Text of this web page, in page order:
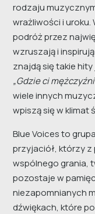
rodzaju
wrażliwości i uroku.
podróż przez
wzruszają i
znajdą się takie hity
„Gdzie ci
wiele innych
wpiszą się w klimat
Blue Voices to
przyjaciół, którzy z
wspólnego grania,
pozostaje w
niezapomnianych
dźwiękach, które